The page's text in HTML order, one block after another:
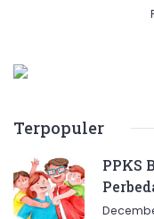
Terpopuler
PPKS